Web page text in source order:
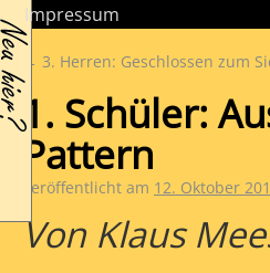
Impressum
← 3. Herren: Geschlossen zum
1. Schüler:
Pattern
Veröffentlicht am 12. Oktober
Von Klaus